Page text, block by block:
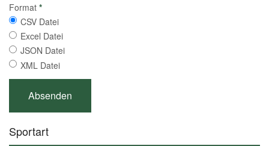
Format *
CSV Datei
Excel Datei
JSON Datei
XML Datei
Sportart